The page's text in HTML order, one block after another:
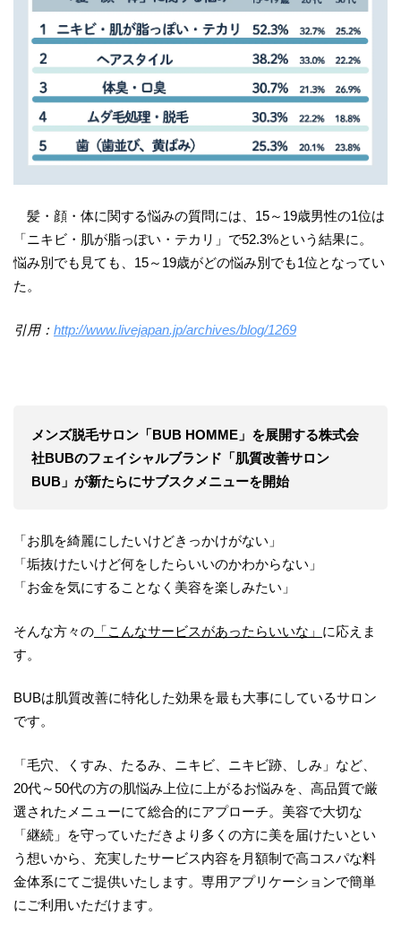
髪・顔・体に関する悩みの質問には、15～19歳男性の1位は
「ニキビ・肌が脂っぽい・テカリ」で52.3%という結果に。
悩み別でも見ても、15～19歳がどの悩み別でも1位となってい
た。
引用： http://www.livejapan.jp/archives/blog/1269
メンズ脱毛サロン「BUB HOMME」を展開する株式会
社BUBのフェイシャルブランド「肌質改善サロン
BUB」が新たらにサブスクメニューを開始
「お肌を綺麗にしたいけどきっかけがない」
「垢抜けたいけど何をしたらいいのかわからない」
「お金を気にすることなく美容を楽しみたい」
そんな方々の 「こんなサービスがあったらいいな」 に応えま
す。
BUBは肌質改善に特化した効果を最も大事にしているサロン
です。
「毛穴、くすみ、たるみ、ニキビ、ニキビ跡、しみ」など、
20代～50代の方の肌悩み上位に上がるお悩みを、高品質で厳
選されたメニューにて総合的にアプローチ。美容で大切な
「継続」を守っていただきより多くの方に美を届けたいとい
う想いから、充実したサービス内容を月額制で高コスパな料
金体系にてご提供いたします。専用アプリケーションで簡単
にご利用いただけます。